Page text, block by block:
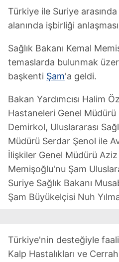
Türkiye ile Suriye
alanında işbirliği
Sağlık Bakanı Kemal
temaslarda bulunmak
başkenti Şam'a geldi.
Bakan Yardımcısı Halim
Hastaneleri Genel
Demirkol, Uluslararası
Müdürü Serdar Şenol ile
İlişkiler Genel Müdürü
Memişoğlu'nu Şam
Suriye Sağlık Bakanı
Şam Büyükelçisi Nuh
Türkiye'nin desteğiyle
Kalp Hastalıkları ve